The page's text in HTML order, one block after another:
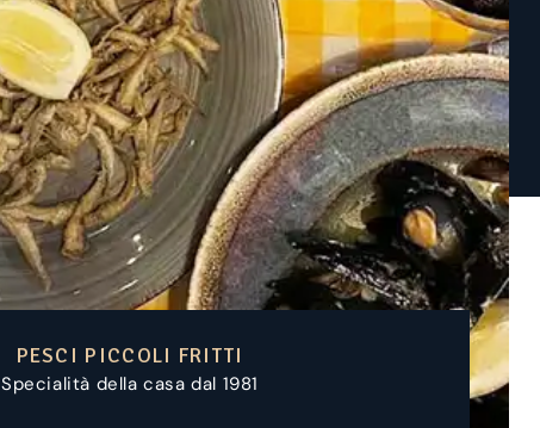
SEPPIA CON CECI
Specialità della casa dal 1981